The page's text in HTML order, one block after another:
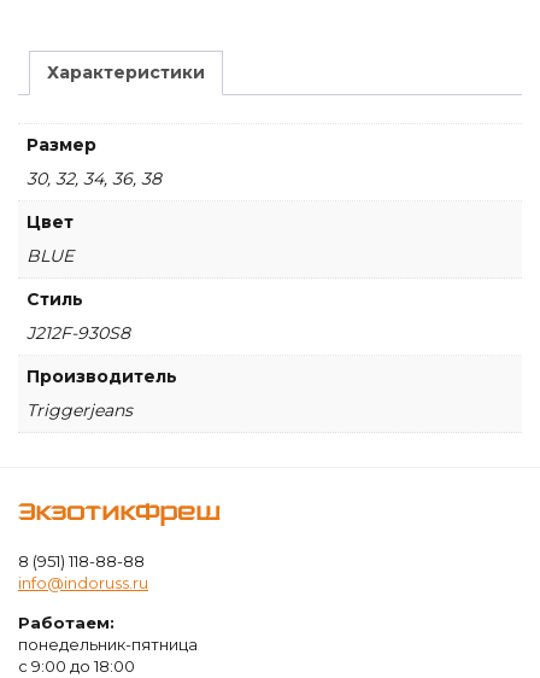
Характеристики
Размер
30, 32, 34, 36, 38
Цвет
BLUE
Стиль
J212F-930S8
Производитель
Triggerjeans
ЭкзотикФреш
8 (951) 118-88-88
info@indoruss.ru
Работаем:
понедельник-пятница
с 9:00 до 18:00